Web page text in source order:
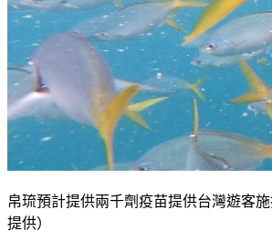
帛琉預計提供兩千劑疫苗提供台灣遊客
提供）